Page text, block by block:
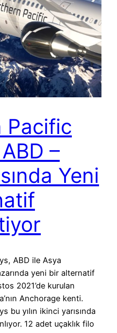
Pacific
–
Yeni
ABD ile Asya
yeni bir alternatif
2021’de kurulan
Anchorage kenti.
bu yılın ikinci yarısında
12 adet uçaklık filo